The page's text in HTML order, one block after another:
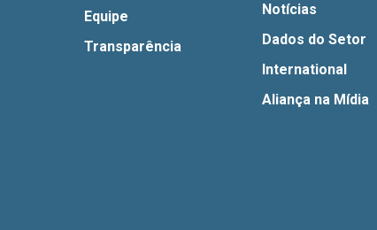
Equipe
Transparência
Notícias
Dados do Setor
International
Aliança na Mídia